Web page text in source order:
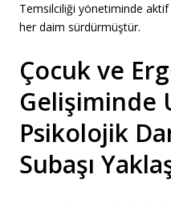
Temsilciliği yönetiminde
her daim sürdürmüştür.
Çocuk ve
Gelişiminde
Psikolojik
Subaşı